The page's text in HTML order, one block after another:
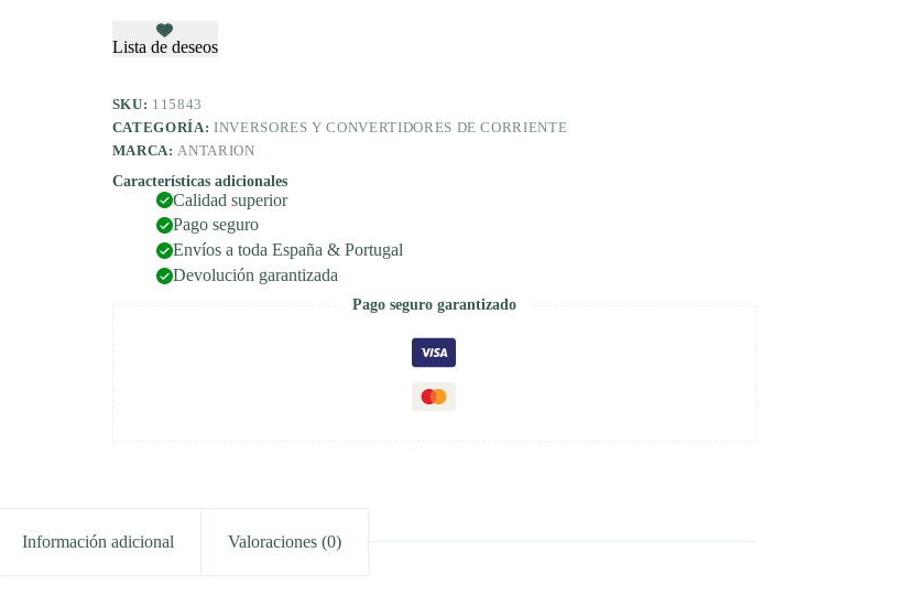
metros
cantidad
Lista de deseos
SKU: 115843
CATEGORÍA: INVERSORES Y CONVERTIDORES DE CORRIENTE
MARCA: ANTARION
Características adicionales
Calidad superior
Pago seguro
Envíos a toda España & Portugal
Devolución garantizada
Pago seguro garantizado
Información adicional Valoraciones (0)